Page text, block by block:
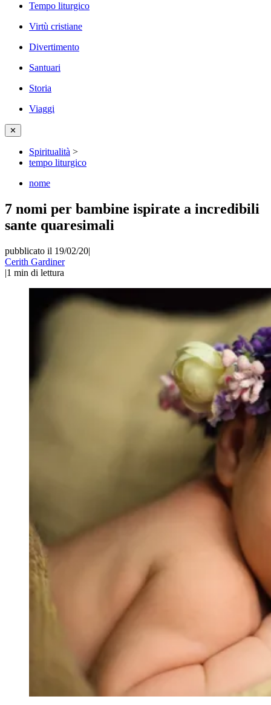
Tempo liturgico
Virtù cristiane
Divertimento
Santuari
Storia
Viaggi
✕
Spiritualità >
tempo liturgico
nome
7 nomi per bambine ispirate a incredibili
sante quaresimali
pubblicato il 19/02/20|
Cerith Gardiner
|1 min di lettura